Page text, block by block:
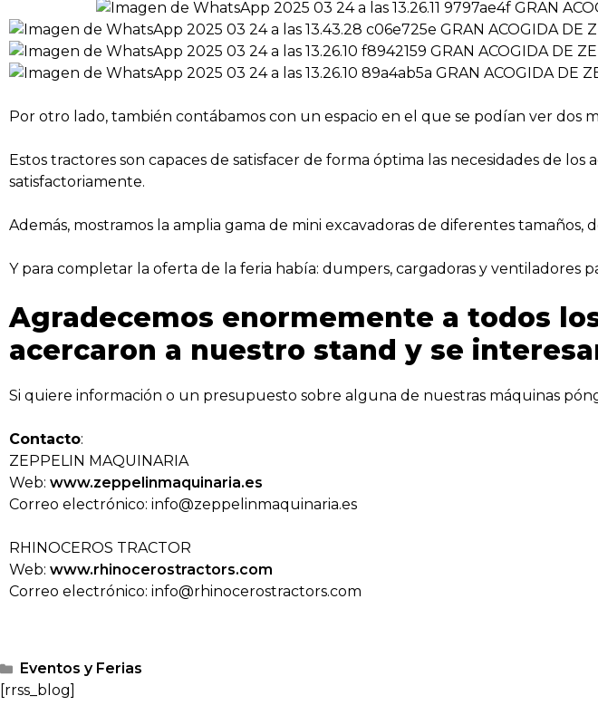
Por otro lado, también contábamos con un espacio en el que se podían ver dos
Estos tractores son capaces de satisfacer de forma óptima las necesidades de
satisfactoriamente.
Además, mostramos la amplia gama de mini excavadoras de diferentes tamaños,
Y para completar la oferta de la feria había: dumpers, cargadoras y ventiladores
Agradecemos enormemente a todos
acercaron a nuestro stand y se
Si quiere información o un presupuesto sobre alguna de nuestras máquinas
Contacto:
ZEPPELIN MAQUINARIA
Web: www.zeppelinmaquinaria.es
Correo electrónico: info@zeppelinmaquinaria.es
RHINOCEROS TRACTOR
Web: www.rhinocerostractors.com
Correo electrónico: info@rhinocerostractors.com
Eventos y Ferias
[rrss_blog]